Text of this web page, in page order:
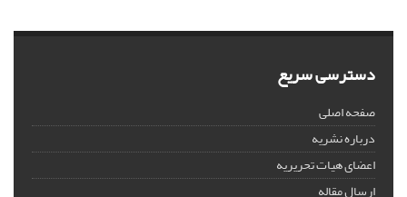
دسترسی سریع
صفحه اصلی
درباره نشریه
اعضای هیات تحریریه
ارسال مقاله